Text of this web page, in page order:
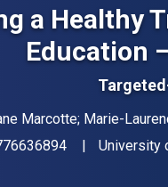
a Healthy
Education
Marcotte; Marie-
University